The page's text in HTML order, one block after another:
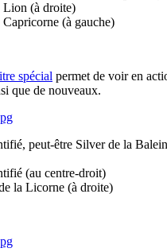
Lion (à droite)
(à gauche)
spécial permet de voir en
que de nouveaux.
peut-être Silver de la
(au centre-droit)
la Licorne (à droite)